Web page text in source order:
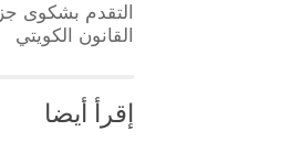
التقدم بشكوى
القانون الكويتي
إقرأ أيضا